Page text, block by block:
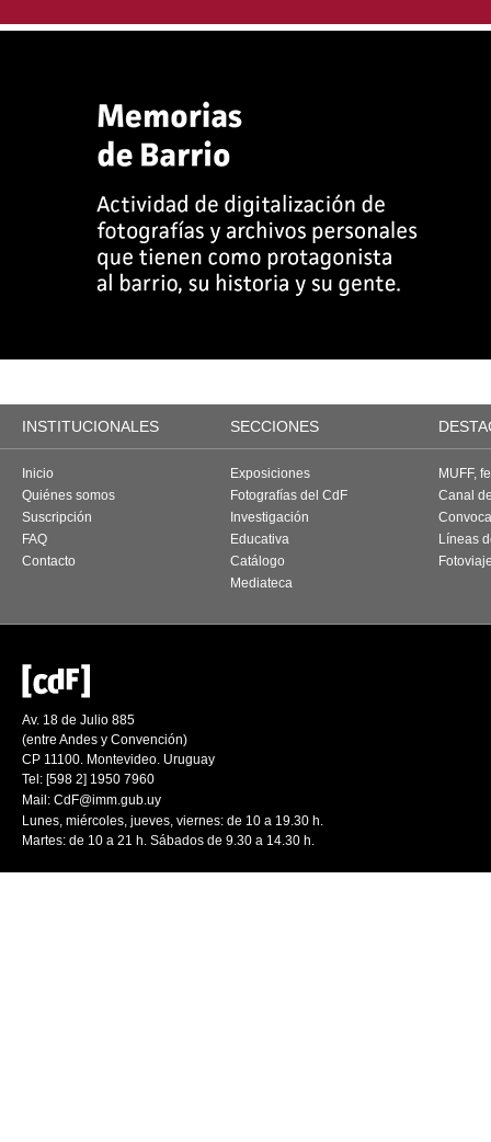
INSTITUCIONALES SECCIONES
Inicio
Quiénes somos
Suscripción
FAQ
Contacto
Exposiciones
Fotografías del CdF
Investigación
Educativa
Catálogo
Mediateca
MUFF,
Canal
Líneas
Av. 18 de Julio 885
(entre Andes y Convención)
CP 11100. Montevideo. Uruguay
Tel: [598 2] 1950 7960
Mail: CdF@imm.gub.uy
Lunes, miércoles, jueves, viernes: de 10 a 19.30 h.
Martes: de 10 a 21 h. Sábados de 9.30 a 14.30 h.